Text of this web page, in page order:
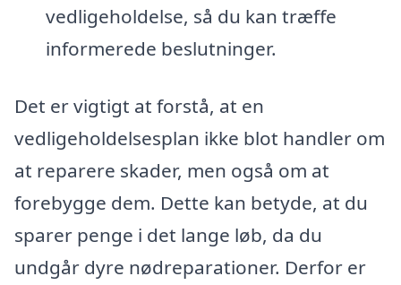
vedligeholdelse, så du kan træffe
informerede beslutninger.
Det er vigtigt at forstå, at en
vedligeholdelsesplan ikke blot handler om
at reparere skader, men også om at
forebygge dem. Dette kan betyde, at du
sparer penge i det lange løb, da du
undgår dyre nødreparationer. Derfor er